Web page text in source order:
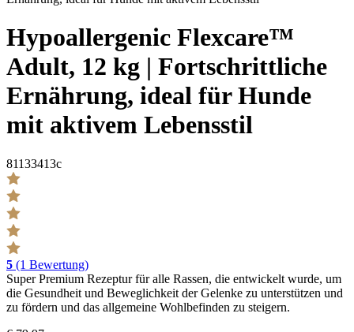
Hypoallergenic Flexcare™
Adult, 12 kg | Fortschrittliche
Ernährung, ideal für Hunde
mit aktivem Lebensstil
81133413c
5 (1 Bewertung)
Super Premium Rezeptur für alle Rassen, die entwickelt wurde, um
die Gesundheit und Beweglichkeit der Gelenke zu unterstützen und
zu fördern und das allgemeine Wohlbefinden zu steigern.